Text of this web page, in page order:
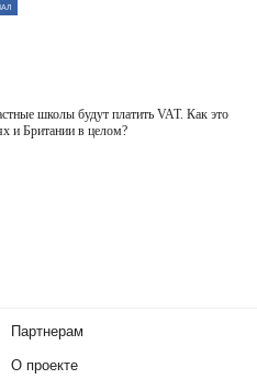
школы будут платить VAT. Как это
и Британии в целом?
Партнерам
О проекте